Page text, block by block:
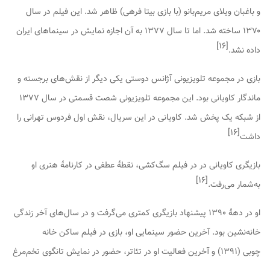
و باغبان ویلای مریم‌بانو (با بازی بیتا فرهی) ظاهر شد. این فیلم در سال
۱۳۷۰ ساخته شد. اما تا سال ۱۳۷۷ به آن اجازه نمایش در سینماهای ایران
داده نشد.[۱۶]
بازی در مجموعه تلویزیونیآژانس دوستی یکی دیگر از نقش‌های برجسته و
ماندگار کاویانی بود. این مجموعه تلویزیونی شصت قسمتی در سال ۱۳۷۷
از شبکه یک پخش شد. کاویانی در این سریال، نقش اول فردوس تهرانی را
داشت[۱۶]
بازیگری کاویانی در در فیلم سگ‌کشی، نقطهٔ عطفی در کارنامهٔ هنری او
به‌شمار می‌رفت.[۱۶]
او در دههٔ ۱۳۹۰ پیشنهاد بازیگری کمتری می‌گرفت و در سال‌های آخر زندگی
خانه‌نشین بود. آخرین حضور سینمایی او، بازی در فیلم ساکن خانه
چوبی (۱۳۹۱) و آخرین فعالیت او در تئاتر، حضور در نمایش
تانگوی تخم‌مرغ